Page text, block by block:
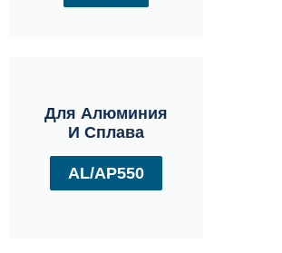
Для Алюминия
И Сплава
AL/AP550